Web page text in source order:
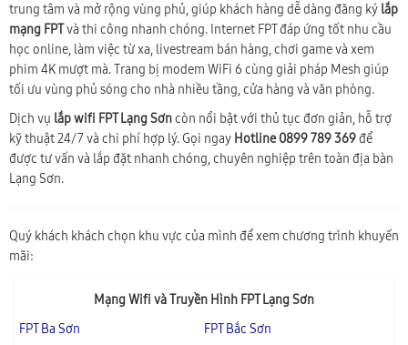
trung tâm và mở rộng vùng phủ, giúp khách hàng dễ dàng đăng ký lắp
mạng FPTvà thi công nhanh chóng. Internet FPT đáp ứng tốt nhu cầu
học online, làm việc từ xa, livestream bán hàng, chơi game và xem
phim 4K mượt mà. Trang bị modem WiFi 6 cùng giải pháp Mesh giúp
tối ưu vùng phủ sóng cho nhà nhiều tầng, cửa hàng và văn phòng.
Dịch vụ lắp wifi FPT Lạng Sơncòn nổi bật với thủ tục đơn giản, hỗ trợ
kỹ thuật 24/7 và chi phí hợp lý. Gọi ngay Hotline 0899 789 369để
được tư vấn và lắp đặt nhanh chóng, chuyên nghiệp trên toàn địa bàn
Lạng Sơn.
Quý khách khách chọn khu vực của mình để xem chương trình khuyến
mãi:
Mạng Wifi và Truyền Hình FPT Lạng Sơn
FPT Ba Sơn
FPT Bắc Sơn